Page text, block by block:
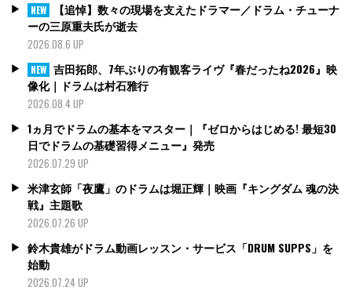
NEW
【追悼】数々の現場を支えたドラマー／ドラム・チューナ
ーの三原重夫氏が逝去
2026.08.6 UP
NEW 吉田拓郎、7年ぶりの有観客ライヴ『春だったね2026』映
像化｜ドラムは村石雅行
2026.08.4 UP
1ヵ月でドラムの基本をマスター｜『ゼロからはじめる! 最短30
日でドラムの基礎習得メニュー』発売
2026.07.29 UP
米津玄師「夜鷹」のドラムは堀正輝｜映画『キングダム 魂の決
戦』主題歌
2026.07.26 UP
鈴木貴雄がドラム動画レッスン・サービス「DRUM SUPPS」を
始動
2026.07.24 UP